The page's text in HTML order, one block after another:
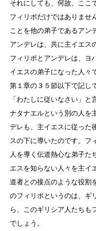
それにしても、何故、ここ
フィリポだけではありませ
ことを他の弟子であるアン
アンデレは、共に主イエス
フィリポとアンデレは、ヨ
イエスの弟子になった人々
第１章の３５節以下で記し
「わたしに従いなさい」と
ナタナエルという別の人を
デレも、主イエスに従った
スの下に導いたのです。フ
人を導く伝道熱心な弟子た
エスを知らない人々を主イ
道者との接点のような役割
のフィリポというのは、ギ
ら、このギリシア人たちも
でしょう。